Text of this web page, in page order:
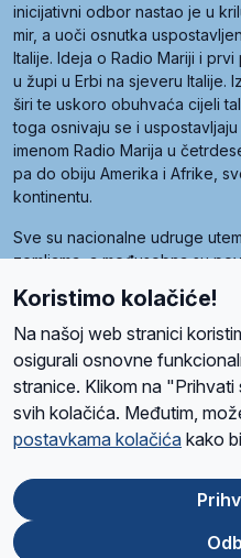
inicijativni odbor nastao je u
mir, a uoči osnutka
Italije. Ideja o Radio Mariji i
u župi u Erbi na sjeveru Italije.
širi te uskoro obuhvaća cijeli
toga osnivaju se i
imenom Radio Marija u
pa do obiju Amerika i Afrike,
kontinentu.
Sve su nacionalne udruge
zemljama, a međusobna su
Radio Maria). Svjetsku obitelj
kojima je i hrvatska Udruga
O namaRadio ProgramVolonteri
Ova stranica je zaštićena
Koristimo kolačiće!
Na našoj web stranici
osigurali osnovne
stranice. Klikom na
svih kolačića. Međutim,
postavkama kolačića kako